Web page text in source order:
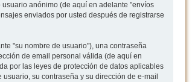
anónimo (de aquí en adelante "envíos
enviados por usted después de registrarse
"su nombre de usuario"), una contraseña
de email personal válida (de aquí en
por las leyes de protección de datos aplicables
su contraseña y su dirección de e-mail